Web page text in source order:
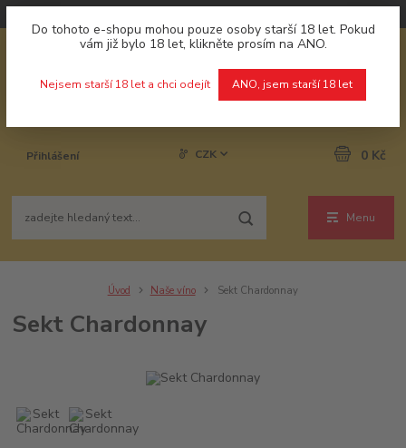
Do tohoto e-shopu mohou pouze osoby starší 18 let. Pokud
vám již bylo 18 let, klikněte prosím na ANO.
Nejsem starší 18 let a chci odejít ANO, jsem starší 18 let
Menu
CZK
Přihlášení 0 Kč
Úvod Naše víno Sekt Chardonnay
Sekt Chardonnay